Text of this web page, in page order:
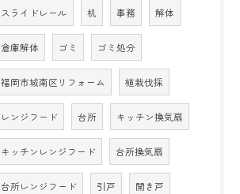
スライドレール 机 事務 解体
倉庫解体 ゴミ ゴミ処分
福岡市城南区リフォーム 植栽伐採
レンジフード 台所 キッチン換気扇
キッチンレンジフード 台所換気扇
台所レンジフード 引戸 開き戸